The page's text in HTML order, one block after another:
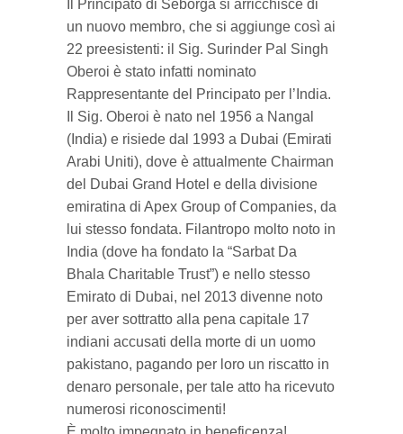
Il Principato di Seborga si arricchisce di
un nuovo membro, che si aggiunge così ai
22 preesistenti: il Sig. Surinder Pal Singh
Oberoi è stato infatti nominato
Rappresentante del Principato per l’India.
Il Sig. Oberoi è nato nel 1956 a Nangal
(India) e risiede dal 1993 a Dubai (Emirati
Arabi Uniti), dove è attualmente Chairman
del Dubai Grand Hotel e della divisione
emiratina di Apex Group of Companies, da
lui stesso fondata. Filantropo molto noto in
India (dove ha fondato la “Sarbat Da
Bhala Charitable Trust”) e nello stesso
Emirato di Dubai, nel 2013 divenne noto
per aver sottratto alla pena capitale 17
indiani accusati della morte di un uomo
pakistano, pagando per loro un riscatto in
denaro personale, per tale atto ha ricevuto
numerosi riconoscimenti!